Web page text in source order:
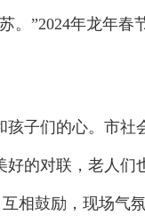
。”2024年龙年
子们的心。市
好的对联，老人
相鼓励，现场气